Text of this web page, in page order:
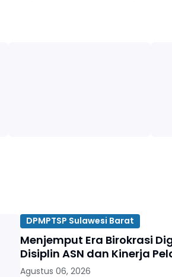
DPMPTSP Sulawesi Barat
Menjemput Era Birokrasi
Disiplin ASN dan Kinerja
Agustus 06, 2026